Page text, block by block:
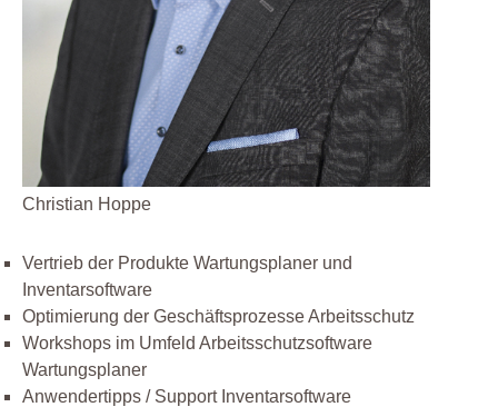
Christian Hoppe
Vertrieb der Produkte Wartungsplaner und
Inventarsoftware
Optimierung der Geschäftsprozesse Arbeitsschutz
Workshops im Umfeld Arbeitsschutzsoftware
Wartungsplaner
Anwendertipps / Support Inventarsoftware